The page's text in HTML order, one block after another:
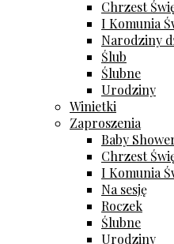
Chrzest
I Komunia
Narodziny
Ślub
Ślubne
Urodziny
Winietki
Zaproszenia
Baby
Chrzest
I Komunia
Na sesję
Roczek
Ślubne
Urodziny